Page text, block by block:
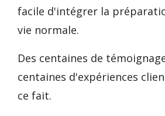
facile d'intégrer la
vie normale.
Des centaines de
centaines d'expériences
ce fait.